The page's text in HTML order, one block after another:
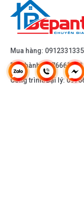
Mua hàng: 0912331335
Bảo hành:0976665669
Công trình/Đại lý: